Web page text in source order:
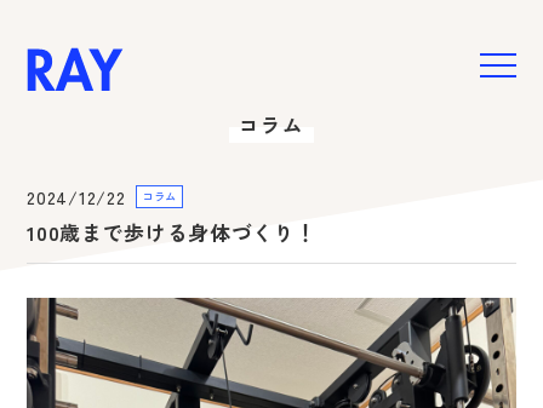
お悩み別メニュー
肩こり・腰痛・膝痛
ご予約・お問い合わせ
新着情報
コラム
2024/12/22 コラム
100歳まで歩ける身体づくり！